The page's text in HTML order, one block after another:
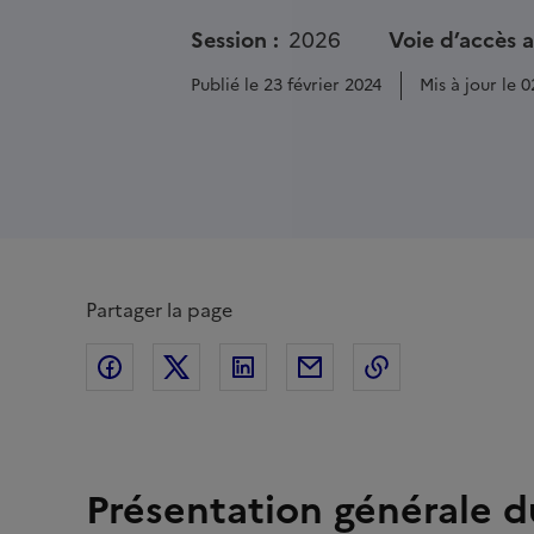
Session : 2026 Voie d’accès
Publié le 23 février 2024
Mis à jour le
Partager la page
Partager sur Facebook
Partager sur Twitter
Partager sur Linkedin
Partager par Email
Présentation générale